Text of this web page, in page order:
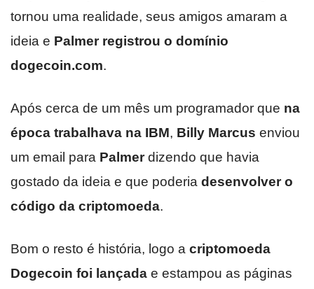
tornou uma realidade, seus amigos amaram a
ideia e Palmer registrou o domínio
dogecoin.com.
Após cerca de um mês um programador que na
época trabalhava na IBM, Billy Marcus enviou
um email para Palmerdizendo que havia
gostado da ideia e que poderia desenvolver o
código da criptomoeda.
Bom o resto é história, logo a criptomoeda
Dogecoin foi lançada e estampou as páginas